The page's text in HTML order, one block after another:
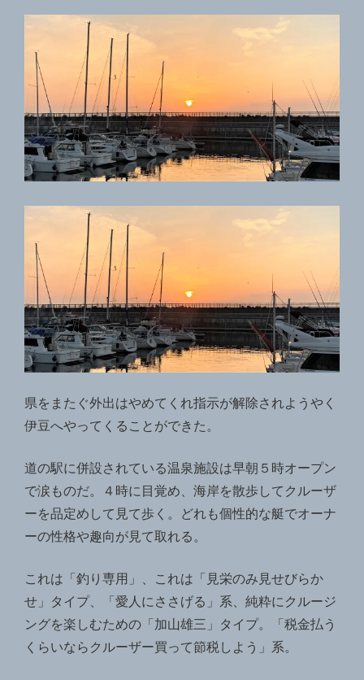
県をまたぐ外出はやめてくれ指示が解除されようやく
伊豆へやってくることができた。
道の駅に併設されている温泉施設は早朝５時オープン
で涙ものだ。４時に目覚め、海岸を散歩してクルーザ
ーを品定めして見て歩く。どれも個性的な艇でオーナ
ーの性格や趣向が見て取れる。
これは「釣り専用」、これは「見栄のみ見せびらか
せ」タイプ、「愛人にささげる」系、純粋にクルージ
ングを楽しむための「加山雄三」タイプ。「税金払う
くらいならクルーザー買って節税しよう」系。